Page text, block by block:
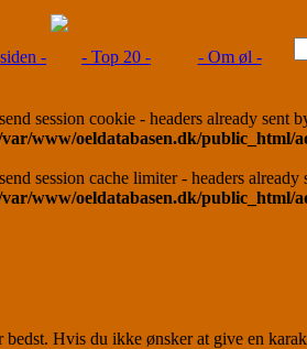
- - Top 20 - - Om øl -
session cookie - headers already sent
www/oeldatabasen.dk/public_html/
session cache limiter - headers already
www/oeldatabasen.dk/public_html/
Hvis du ikke ønsker at give en